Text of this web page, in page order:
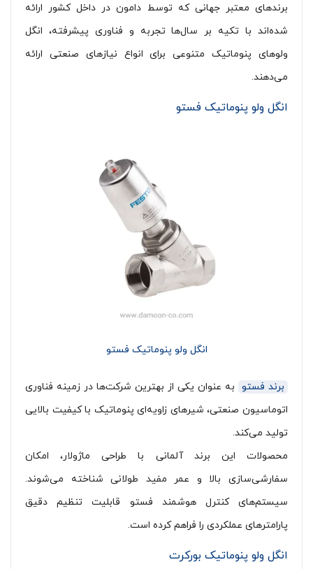
برندهای معتبر جهانی که توسط دامون در داخل کشور ارائه
شده‌اند با تکیه بر سال‌ها تجربه و فناوری پیشرفته، انگل
ولوهای پنوماتیک متنوعی برای انواع نیازهای صنعتی ارائه
می‌دهند.
انگل ولو پنوماتیک فستو
انگل ولو پنوماتیک فستو
برند فستو به عنوان یکی از بهترین شرکت‌ها در زمینه فناوری
اتوماسیون صنعتی، شیرهای زاویه‌ای پنوماتیک با کیفیت بالایی
تولید می‌کند.
محصولات این برند آلمانی با طراحی ماژولار، امکان
سفارشی‌سازی بالا و عمر مفید طولانی شناخته می‌شوند.
سیستم‌های کنترل هوشمند فستو قابلیت تنظیم دقیق
پارامترهای عملکردی را فراهم کرده است.
انگل ولو پنوماتیک بورکرت